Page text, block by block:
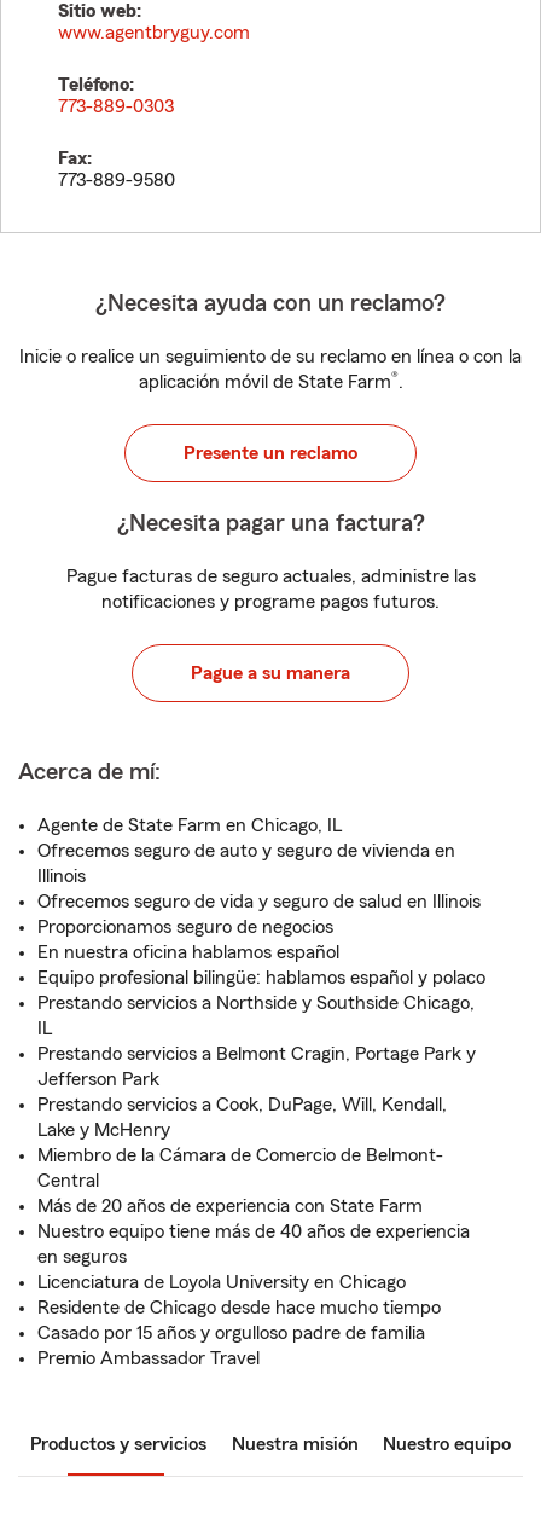
Sitio web:
www.agentbryguy.com
Teléfono:
773-889-0303
Fax:
773-889-9580
¿Necesita ayuda con un reclamo?
Inicie o realice un seguimiento de su reclamo en línea o con la
aplicación móvil de State Farm®.
Presente un reclamo
¿Necesita pagar una factura?
Pague facturas de seguro actuales, administre las
notificaciones y programe pagos futuros.
Pague a su manera
Acerca de mí:
Agente de State Farm en Chicago, IL
Ofrecemos seguro de auto y seguro de vivienda en
Illinois
Ofrecemos seguro de vida y seguro de salud en Illinois
Proporcionamos seguro de negocios
En nuestra oficina hablamos español
Equipo profesional bilingüe: hablamos español y polaco
Prestando servicios a Northside y Southside Chicago,
IL
Prestando servicios a Belmont Cragin, Portage Park y
Jefferson Park
Prestando servicios a Cook, DuPage, Will, Kendall,
Lake y McHenry
Miembro de la Cámara de Comercio de Belmont-
Central
Más de 20 años de experiencia con State Farm
Nuestro equipo tiene más de 40 años de experiencia
en seguros
Licenciatura de Loyola University en Chicago
Residente de Chicago desde hace mucho tiempo
Casado por 15 años y orgulloso padre de familia
Premio Ambassador Travel
Productos y servicios Nuestra misión Nuestro equipo